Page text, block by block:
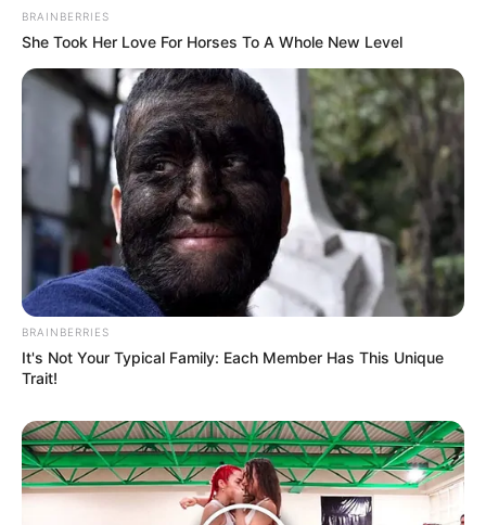
BRAINBERRIES
She Took Her Love For Horses To A Whole New Level
BRAINBERRIES
It's Not Your Typical Family: Each Member Has This Unique
Trait!